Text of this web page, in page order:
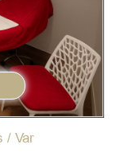
/ Var